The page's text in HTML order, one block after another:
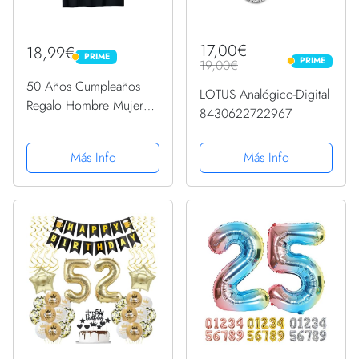
18,99€ PRIME
PRIME
50 Años Cumpleaños
Regalo Hombre Mujer
Camiseta
Más Info
17,00€
19,00€ PRIME
PRIME
LOTUS Analógico-Digital
8430622722967
Más Info